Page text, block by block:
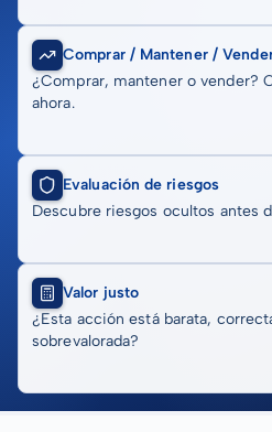
Comprar / Mantener /
¿Comprar, mantener o vender?
ahora.
Evaluación de riesgos
Descubre riesgos ocultos antes
Valor justo
¿Esta acción está barata,
sobrevalorada?